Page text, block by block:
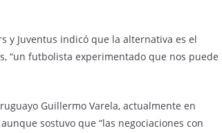
y Juventus indicó que la alternativa es el
“un futbolista experimentado que nos puede
Guillermo Varela, actualmente en
sostuvo que “las negociaciones con